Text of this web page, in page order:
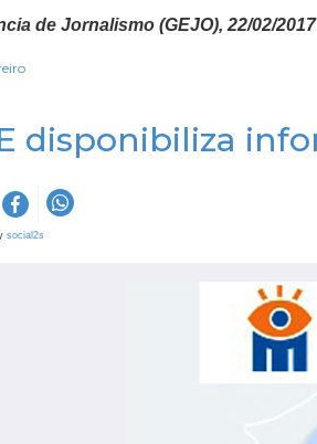
de Jornalismo (GEJO), 22/02/2017
disponibiliza
social2s